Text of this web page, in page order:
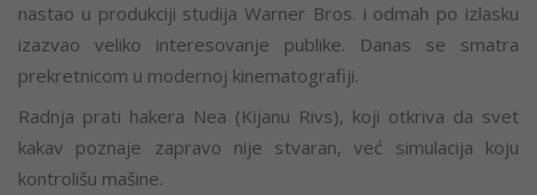
nastao u produkciji studija Warner Bros. i odmah po izlasku
izazvao veliko interesovanje publike. Danas se smatra
prekretnicom u modernoj kinematografiji.
Radnja prati hakera Nea (Kijanu Rivs), koji otkriva da svet
kakav poznaje zapravo nije stvaran, već simulacija koju
kontrolišu mašine.